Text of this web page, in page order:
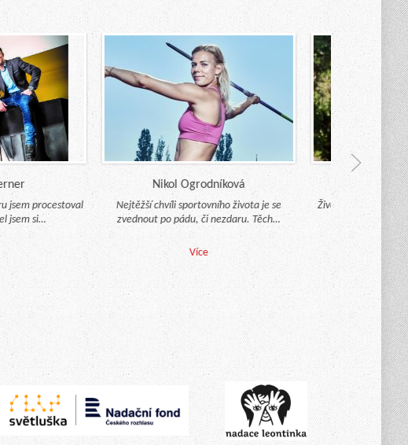
procestoval
si…
Nikol Ogrodníková
Nejtěžší chvíli sportovního života je se
zvednout po pádu, či nezdaru. Těch…
Více
Alena
Život není spravedlivý,
že bychom se
Více